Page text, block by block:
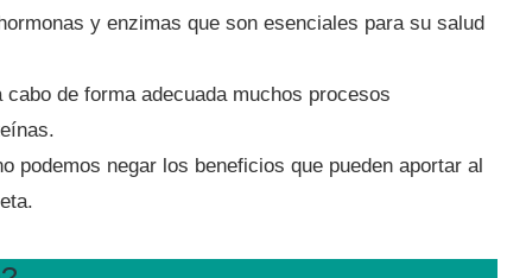
y enzimas que son esenciales para su salud
de forma adecuada muchos procesos
podemos negar los beneficios que pueden aportar al